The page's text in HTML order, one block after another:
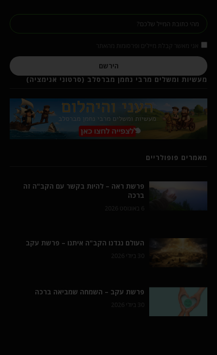
הירשם
מעשיות ומשלים מרבי נחמן מברסלב (סרטוני אנימציה)
מאמרים פופולריים
פרשת ראה – להיות בקשר עם הקב"ה זה
ברכה
6 באוגוסט 2026
העולם נגדנו הקב"ה איתנו – פרשת עקב
30 ביולי 2026
פרשת עקב – השמחה שמביאה ברכה
30 ביולי 2026